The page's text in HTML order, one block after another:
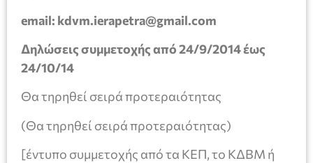
email: kdvm.ierapetra@gmail.com
Δηλώσεις συμμετοχής από24/9/2014 έως
24/10/14
Θα τηρηθεί σειρά προτεραιότητας
(Θα τηρηθεί σειρά προτεραιότητας)
[έντυπο συμμετοχής από τα ΚΕΠ, το ΚΔΒΜ ή